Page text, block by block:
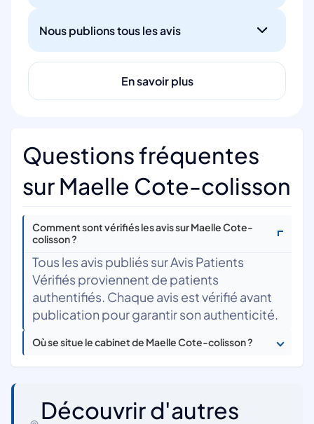
Nous publions tous les avis
En savoir plus
Questions fréquentes
sur Maelle Cote-colisson
Comment sont vérifiés les avis sur Maelle Cote-
colisson ?
Tous les avis publiés sur Avis Patients
Vérifiés proviennent de patients
authentifiés. Chaque avis est vérifié avant
publication pour garantir son authenticité.
Où se situe le cabinet de Maelle Cote-colisson ?
Découvrir d'autres